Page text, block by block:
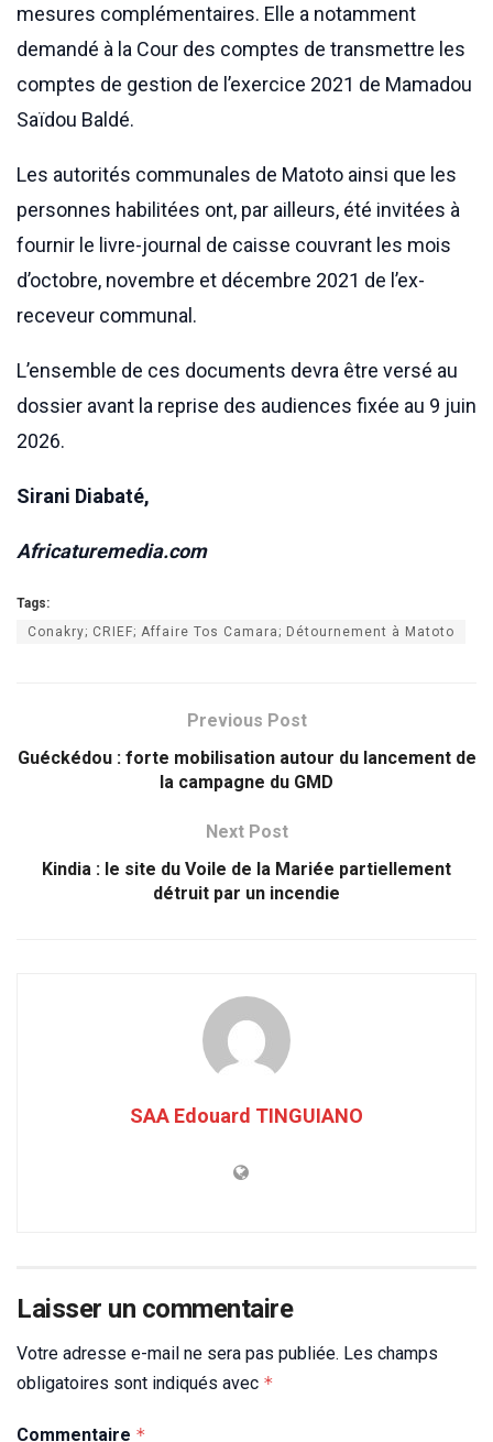
mesures complémentaires. Elle a notamment
demandé à la Cour des comptes de transmettre les
comptes de gestion de l’exercice 2021 de Mamadou
Saïdou Baldé.
Les autorités communales de Matoto ainsi que les
personnes habilitées ont, par ailleurs, été invitées à
fournir le livre-journal de caisse couvrant les mois
d’octobre, novembre et décembre 2021 de l’ex-
receveur communal.
L’ensemble de ces documents devra être versé au
dossier avant la reprise des audiences fixée au 9 juin
2026.
Sirani Diabaté,
Africaturemedia.com
Tags:
Conakry; CRIEF; Affaire Tos Camara; Détournement à Matoto
Previous Post
Guéckédou : forte mobilisation autour du lancement de
la campagne du GMD
Next Post
Kindia : le site du Voile de la Mariée partiellement
détruit par un incendie
SAA Edouard TINGUIANO
Laisser un commentaire
Votre adresse e-mail ne sera pas publiée. Les champs
obligatoires sont indiqués avec *
Commentaire *